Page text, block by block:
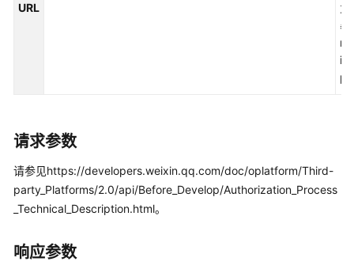
统
置
类
接
参
URL
为
暴
ip
请求参数
请参见https://developers.weixin.qq.com/doc/oplatform/Third-
party_Platforms/2.0/api/Before_Develop/Authorization_Process
_Technical_Description.html。
响应参数